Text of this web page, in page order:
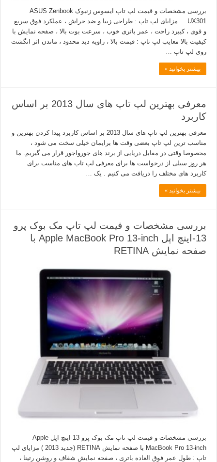
بررسی مشخصات و قیمت لپ تاپ ایسوس زنبوک ASUS Zenbook
UX301 مزایای لپ تاپ : طراحی زیبا و ضد خراش ، عملکرد فوق سریع
و قوی ، کیبرد راحت ، عمر باتری خوب ، سرعت بوت بالا ، صفحه نمایش با
کیفیت بالا معایب لپ تاپ : قیمت بالا ، زاویه دید محدود ، ماندن اثر انگشت
روی لپ تاپ …
بیشتر بخوانید »
معرفی بهترین لپ تاپ های سال 2013 بر اساس
کاربرد
معرفی بهترین لپ تاپ های سال 2013 بر اساس کاربرد پیدا کردن بهترین و
مناسب ترین لپ تاپ بعضی وقت ها برایمان خیلی سخت می شود ،
مخصوصا وقتی در مقابل دریایی از برند های جورواجور قرار می گیریم. ما
هر روز سیلی از درخواست ها برای معرفی لپ تاپ های مناسب برای
کاربرد های مختلف را دریافت می کنیم . یک …
بیشتر بخوانید »
بررسی مشخصات و فیمت لپ تاپ مک بوک پرو
13-اینچ اپل Apple MacBook Pro 13-inch با
صفحه نمایش RETINA
بررسی مشخصات و فیمت لپ تاپ مک بوک پرو 13-اینچ اپل Apple
MacBook Pro 13-inch با صفحه نمایش RETINA (جدید 2013 ) مزایای لپ
تاپ : طول عمر فوق العاده باتری ، صفحه نمایش شفاف و روشن رتینا ،